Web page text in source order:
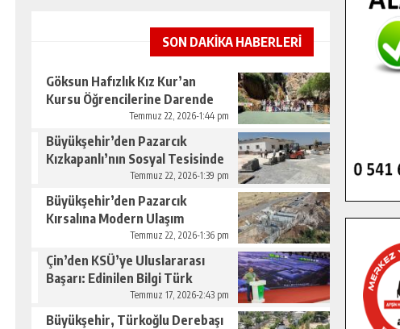
SON DAKİKA HABERLERİ
Göksun Hafızlık Kız Kur’an
Kursu Öğrencilerine Darende
Temmuz 22, 2026-1:44 pm
Büyükşehir’den Pazarcık
Kızkapanlı’nın Sosyal Tesisinde
Çevre Düzenlemesi.Temmuz 22, 2026-1:39 pm
Büyükşehir’den Pazarcık
Kırsalına Modern Ulaşım
Temmuz 22, 2026-1:36 pm
Çin’den KSÜ’ye Uluslararası
Başarı: Edinilen Bilgi Türk
Tarımına Katkı Sağlayacak.
Temmuz 17, 2026-2:43 pm
Büyükşehir, Türkoğlu Derebaşı